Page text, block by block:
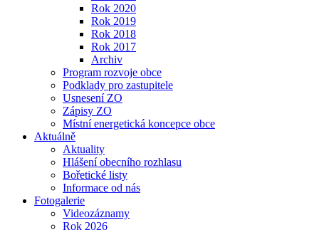
Rok 2020
Rok 2019
Rok 2018
Rok 2017
Archiv
Program rozvoje obce
Podklady pro zastupitele
Usnesení ZO
Zápisy ZO
Místní energetická koncepce obce
Aktuálně
Aktuality
Hlášení obecního rozhlasu
Bořetické listy
Informace od nás
Fotogalerie
Videozáznamy
Rok 2026